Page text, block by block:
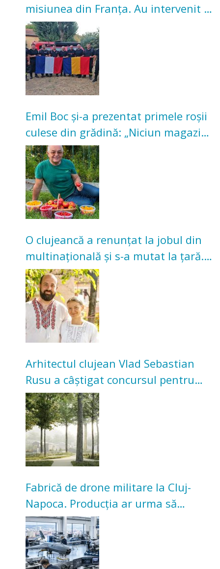
misiunea din Franța. Au intervenit la
incendii de vegetație și pădure
Emil Boc și-a prezentat primele roșii
culese din grădină: „Niciun magazin
nu poate oferi această satisfacție”
O clujeancă a renunțat la jobul din
multinațională și s-a mutat la țară.
Acum cultivă legume în grădina
bunicilor
Arhitectul clujean Vlad Sebastian
Rusu a câștigat concursul pentru
transformarea Grădinii Casei
Universitarilor
Fabrică de drone militare la Cluj-
Napoca. Producția ar urma să
înceapă în toamna acestui an